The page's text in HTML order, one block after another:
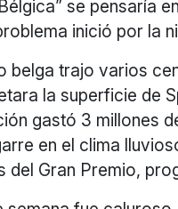
se pensaría
inició por la
belga trajo varios
la superficie de
gastó 3 millones
en el clima
del Gran Premio,